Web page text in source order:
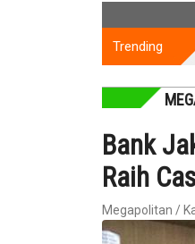
Trending
Breaking News:
Bank
Raih
Megapolitan /